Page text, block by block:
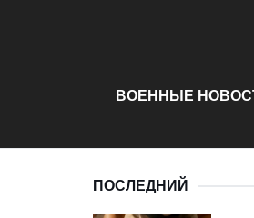
ВОЕННЫЕ
ПОСЛЕДНИЙ